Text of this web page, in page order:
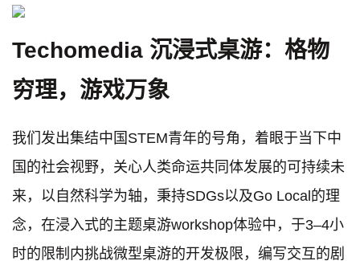
Techomedia 沉浸式桌游：格物
穷理，游戏万象
我们发出集结中国STEM青年的号角，着眼于当下中
国的社会视野，关心人类命运共同体发展的可持续未
来，以自然科学为轴，秉持SDGs以及Go Local的理
念，在浸入式的主题桌游workshop体验中，于3–4小
时的限制内挑战微型桌游的开发极限，编写交互的剧